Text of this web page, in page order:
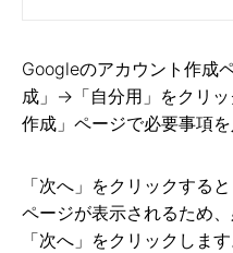
Googleのアカウント作成
成」→「自分用」をクリ
作成」ページで必要事項を
「次へ」をクリックする
ページが表示されるため
「次へ」をクリックしま